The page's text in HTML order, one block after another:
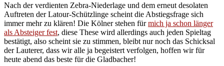
Nach der verdienten Zebra-Niederlage und dem erneut desolaten
Auftreten der Latour-Schützlinge scheint die Abstiegsfrage sich
immer mehr zu klären! Die Kölner stehen fürmich ja schon länger
als Absteiger fest, diese These wird allerdings auch jeden Spieltag
bestätigt, also scheint sie zu stimmen, bleibt nur noch das Schicksal
der Lauterer, dass wir alle ja begeistert verfolgen, hoffen wir für
heute abend das beste für die Gladbacher!